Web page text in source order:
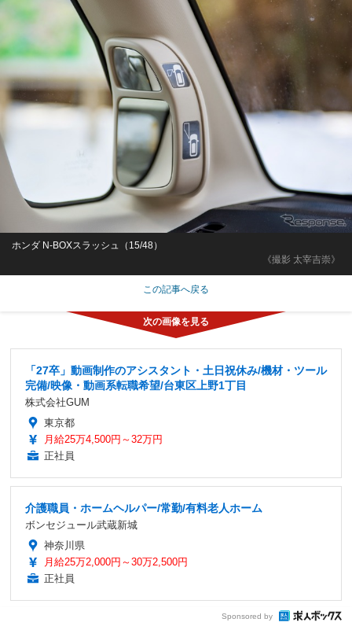
《撮影 太宰吉崇》
ホンダ N-BOXスラッシュ（15/48）
この記事へ戻る
「27卒」動画制作のアシスタント・土日祝休み/機材・ツール
完備/映像・動画系転職希望/台東区上野1丁目
株式会社GUM
東京都
月給25万4,500円～32万円
正社員
介護職員・ホームヘルパー/常勤/有料老人ホーム
ボンセジュール武蔵新城
神奈川県
月給25万2,000円～30万2,500円
正社員
Sponsored by